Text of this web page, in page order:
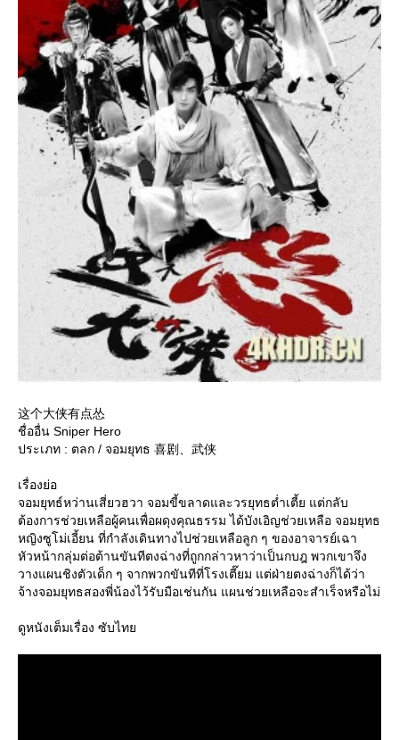
这个大侠有点怂
ชื่ออื่น Sniper Hero
ประเภท : ตลก / จอมยุทธ 喜剧、武侠
เรื่องย่อ
จอมยุทธ์หว่านเสี่ยวฮวา จอมขี้ขลาดและวรยุทธต่ำเตี้ย แต่กลับ
ต้องการช่วยเหลือผู้คนเพื่อผดุงคุณธรรม ได้บังเอิญช่วยเหลือ จอมยุทธ
หญิงซูโม่เอี้ยน ที่กำลังเดินทางไปช่วยเหลือลูก ๆ ของอาจารย์เฉา
หัวหน้ากลุ่มต่อต้านขันทีตงฉ่างที่ถูกกล่าวหาว่าเป็นกบฎ พวกเขาจึง
วางแผนชิงตัวเด็ก ๆ จากพวกขันทีที่โรงเตี๊ยม แต่ฝ่ายตงฉ่างก็ได้ว่า
จ้างจอมยุทธสองพี่น้องไว้รับมือเช่นกัน แผนช่วยเหลือจะสำเร็จหรือไม่
ดูหนังเต็มเรื่อง ซับไท